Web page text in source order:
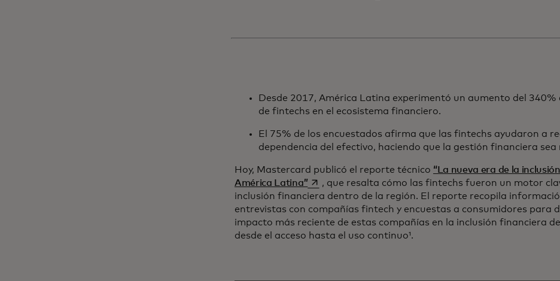
Desde 2017, América Latina experimentó un aumento del 340%
de fintechs en el ecosistema financiero.
El 75% de los encuestados afirma que las fintechs ayudaron a
dependencia del efectivo, haciendo que la gestión financiera sea
Hoy, Mastercard publicó el reporte técnico “La nueva era de la
América Latina”se abre en una pestaña nueva
, que resalta cómo las fintechs fueron un motor
inclusión financiera dentro de la región. El reporte recopila
entrevistas con compañías fintech y encuestas a consumidores para
impacto más reciente de estas compañías en la inclusión financiera
desde el acceso hasta el uso continuo¹.